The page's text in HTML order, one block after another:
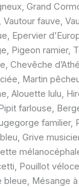
Grand
fauve,
Epervier
Pigeon ramier,
Chevêche
Martin
Alouette lulu,
farlouse,
familier,
Grive
Pouillot
Mésange à